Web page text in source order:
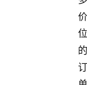
价
位
的
订